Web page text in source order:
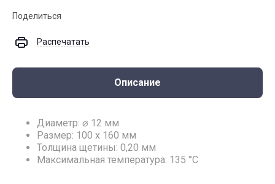
Поделиться
Распечатать
Описание
Диаметр: ⌀ 12 мм
Размер: 100 x 160 мм
Толщина щетины: 0,20 мм
Максимальная температура: 135 °С